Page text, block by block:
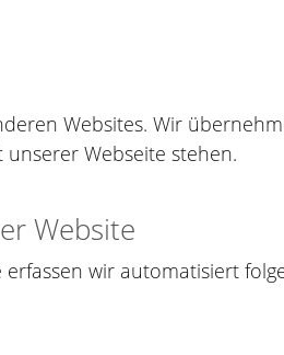
Websites. Wir
Webseite stehen.
Website
wir automatisiert